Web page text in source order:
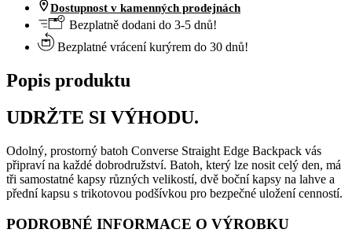
Dostupnost v kamenných prodejnách
Bezplatně dodani do 3-5 dnů!
Bezplatné vrácení kurýrem do 30 dnů!
Popis produktu
UDRŽTE SI VÝHODU.
Odolný, prostorný batoh Converse Straight Edge Backpack vás
připraví na každé dobrodružství. Batoh, který lze nosit celý den, má
tři samostatné kapsy různých velikostí, dvě boční kapsy na lahve a
přední kapsu s trikotovou podšívkou pro bezpečné uložení cenností.
PODROBNÉ INFORMACE O VÝROBKU